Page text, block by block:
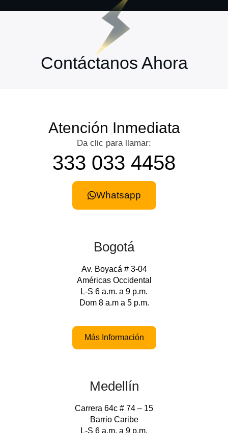
Contáctanos Ahora
Atención Inmediata
Da clic para llamar:
333 033 4458
Whatsapp
Bogotá
Av. Boyacá # 3-04
Américas Occidental
L-S 6 a.m. a 9 p.m.
Dom 8 a.m a 5 p.m.
Más Información
Medellín
Carrera 64c # 74 – 15
Barrio Caribe
L-S 6 a.m. a 9 p.m.